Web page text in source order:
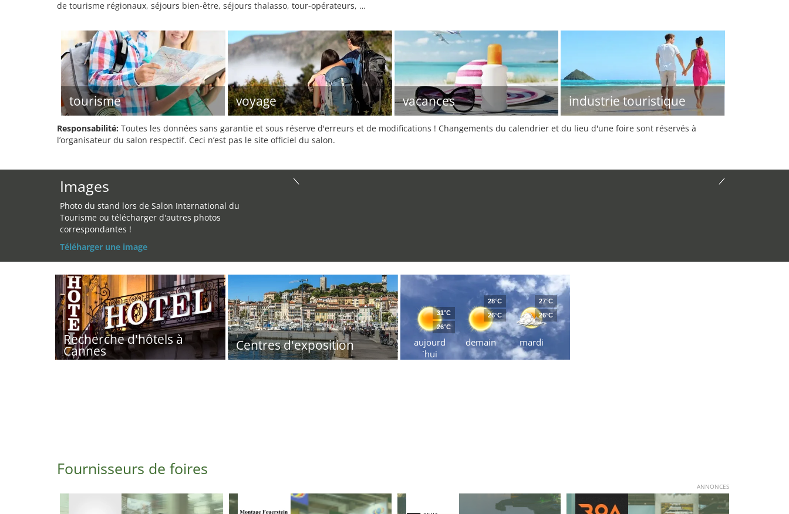
de tourisme régionaux, séjours bien-être, séjours thalasso, tour-opérateurs, …
tourisme voyage vacances industrie touristique
Responsabilité: Toutes les données sans garantie et sous réserve d'erreurs et de modifications ! Changements du calendrier et du lieu d'une foire sont réservés à
l’organisateur du salon respectif. Ceci n’est pas le site officiel du salon.
Images
Photo du stand lors de Salon International du
Tourisme ou télécharger d'autres photos
correspondantes !
Téléharger une image
Recherche d'hôtels à
Cannes Centres d'exposition
aujourd
´hui
31°C
26°C
demain
28°C
26°C
mardi
27°C
26°C
Fournisseurs de foires
ANNONCES